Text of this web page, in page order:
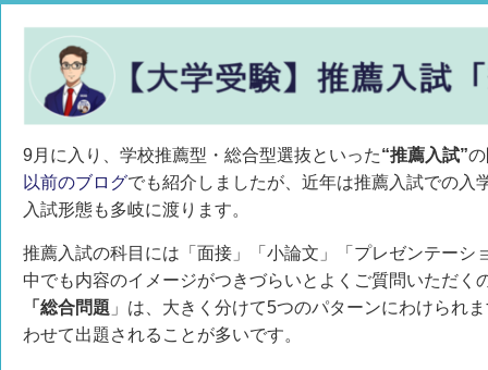
9月に入り、学校推薦型・総合型選抜といった“推薦入試”
以前のブログでも紹介しましたが、近年は推薦入試での入
入試形態も多岐に渡ります。
推薦入試の科目には「面接」「小論文」「プレゼンテーシ
中でも内容のイメージがつきづらいとよくご質問いただく
「総合問題 」は、大きく分けて5つのパターンにわけられ
わせて出題されることが多いです。